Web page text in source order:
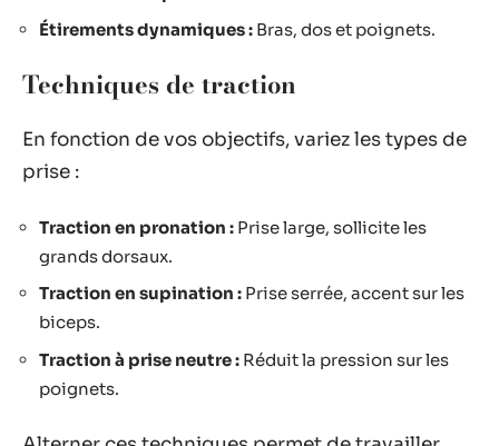
Étirements dynamiques : Bras, dos et poignets.
Techniques de traction
En fonction de vos objectifs, variez les types de
prise :
Traction en pronation : Prise large, sollicite les
grands dorsaux.
Traction en supination : Prise serrée, accent sur les
biceps.
Traction à prise neutre : Réduit la pression sur les
poignets.